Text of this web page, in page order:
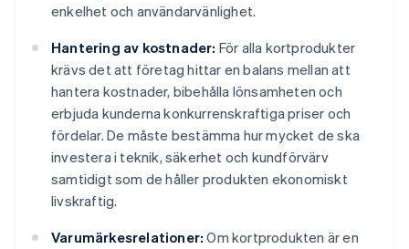
enkelhet och användarvänlighet.
Hantering av kostnader: För alla kortprodukter
krävs det att företag hittar en balans mellan att
hantera kostnader, bibehålla lönsamheten och
erbjuda kunderna konkurrenskraftiga priser och
fördelar. De måste bestämma hur mycket de ska
investera i teknik, säkerhet och kundförvärv
samtidigt som de håller produkten ekonomiskt
livskraftig.
Varumärkesrelationer: Om kortprodukten är en